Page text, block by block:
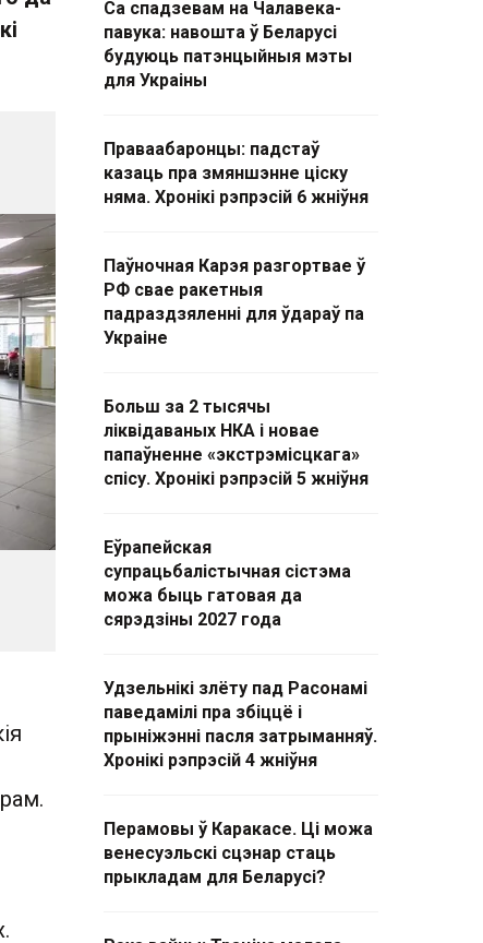
Са спадзевам на Чалавека-
павука: навошта ў Беларусі
будуюць патэнцыйныя мэты
для Украіны
Праваабаронцы: падстаў
казаць пра змяншэнне ціску
няма. Хронікі рэпрэсій 6 жніўня
Паўночная Карэя разгортвае ў
РФ свае ракетныя
падраздзяленні для ўдараў па
Украіне
Больш за 2 тысячы
ліквідаваных НКА і новае
папаўненне «экстрэмісцкага»
спісу. Хронікі рэпрэсій 5 жніўня
Еўрапейская
супрацьбалістычная сістэма
можа быць гатовая да
сярэдзіны 2027 года
Удзельнікі злёту пад Расонамі
паведамілі пра збіццё і
прыніжэнні пасля затрыманняў.
Хронікі рэпрэсій 4 жніўня
Перамовы ў Каракасе. Ці можа
венесуэльскі сцэнар стаць
прыкладам для Беларусі?